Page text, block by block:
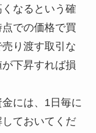
なるという確
での価格で買
り渡す取引な
下昇すれば損
には、1日毎に
ておいてくだ